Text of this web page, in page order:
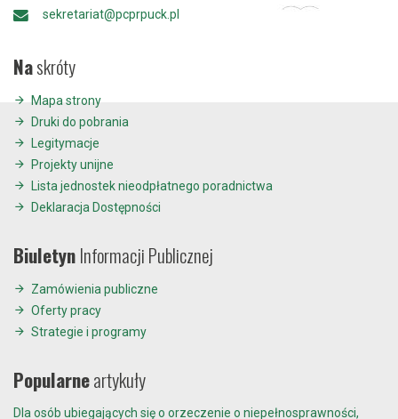
sekretariat@pcprpuck.pl
Naskróty
Mapa strony
Druki do pobrania
Legitymacje
Projekty unijne
Lista jednostek nieodpłatnego poradnictwa
Deklaracja Dostępności
BiuletynInformacji Publicznej
Zamówienia publiczne
Oferty pracy
Strategie i programy
Popularneartykuły
Dla osób ubiegających się o orzeczenie o niepełnosprawności,